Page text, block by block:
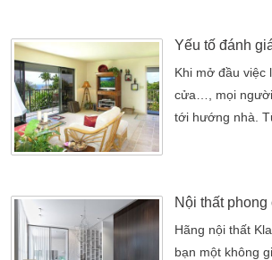
dựng nhà ở
được tất cả gia
việc thiết kế sao
lý thì thuận
Khi mở đầu việc
cửa…, mọi
tới hướng nhà.
cư dân Việt hiện
khó khăn ngay
nhất là việc xem
Nội thất
Hãng nội thất
bạn một không